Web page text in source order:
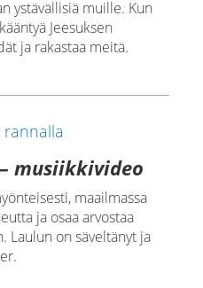
ystävällisiä muille. Kun
Jeesuksen
ja rakastaa meitä.
musiikkivideo
maailmassa
ja osaa arvostaa
Laulun on säveltänyt ja